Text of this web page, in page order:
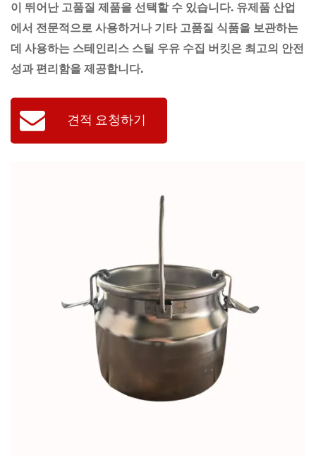
이 뛰어난 고품질 제품을 선택할 수 있습니다. 유제품 산업
에서 전문적으로 사용하거나 기타 고품질 식품을 보관하는
데 사용하는 스테인리스 스틸 우유 수집 버킷은 최고의 안전
성과 편리함을 제공합니다.
견적 요청하기